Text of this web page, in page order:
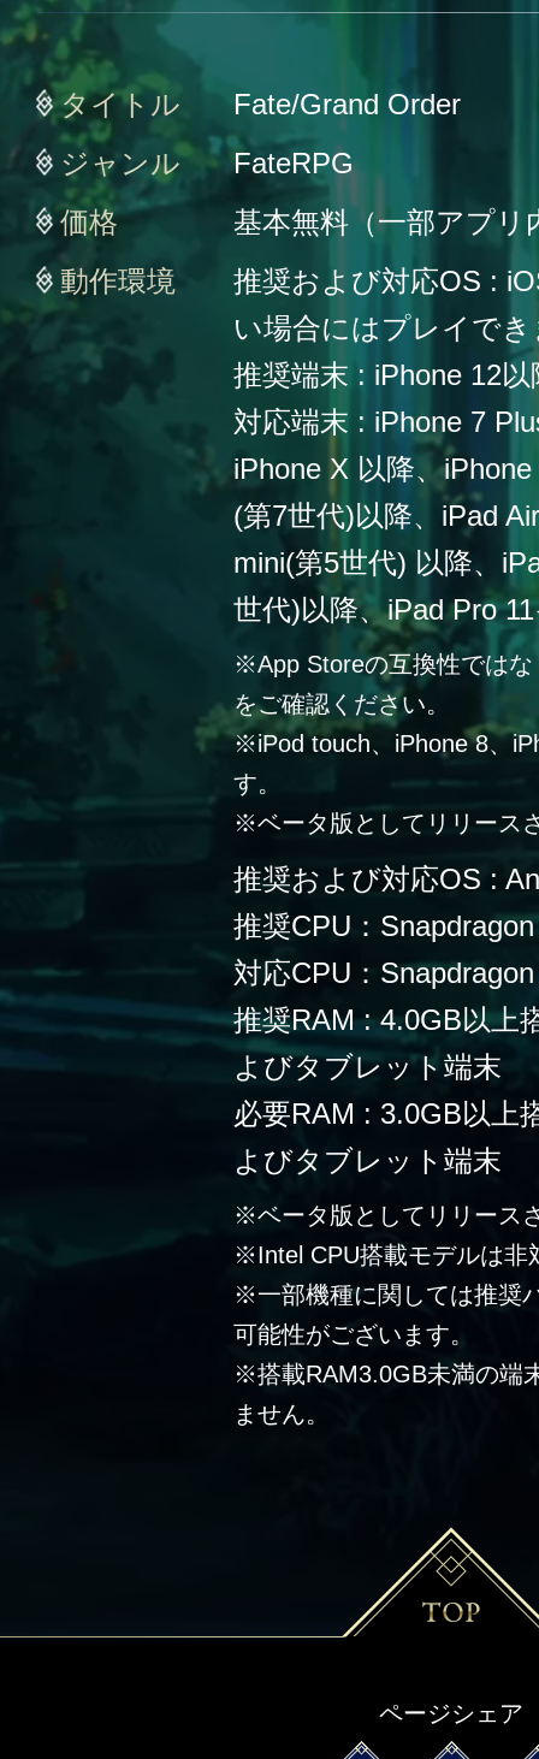
タイトル
Fate/Grand Order
ジャンル
FateRPG
価格
基本無料（一部アプリ
動作環境
推奨および対応OS :
い場合にはプレイで
推奨端末 : iPhone 12以
対応端末 : iPhone 7
iPhone X 以降、
(第7世代)以降、iPad
mini(第5世代) 以降、
世代)以降、iPad Pro
※App Storeの互換性では
をご確認ください。
※iPod touch、iPhone 8、
す。
※ベータ版としてリリース
推奨および対応OS :
推奨CPU：
対応CPU：
推奨RAM : 4.0GB以上
よびタブレット端末
必要RAM : 3.0GB以上
よびタブレット端末
※ベータ版としてリリース
※Intel CPU搭載モデルは非
※一部機種に関しては推奨
可能性がございます。
※搭載RAM3.0GB未満の端
ません。
ページシェア